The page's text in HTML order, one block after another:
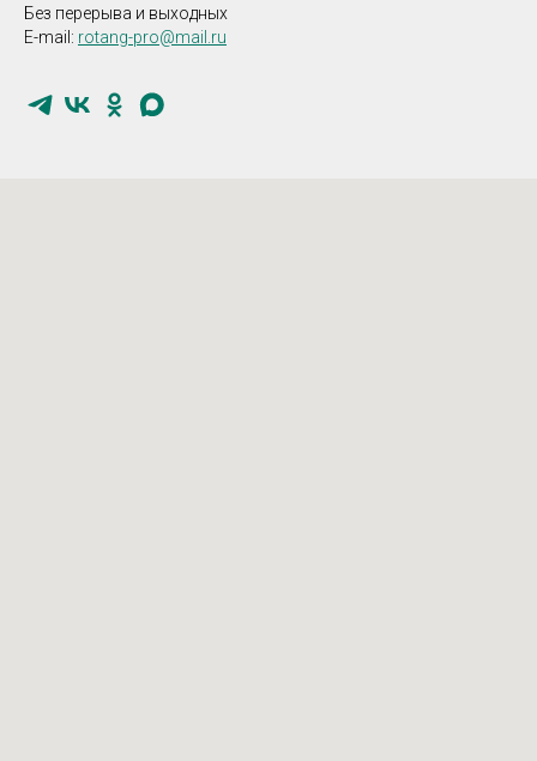
Без перерыва и выходных
E-mail: rotang-pro@mail.ru